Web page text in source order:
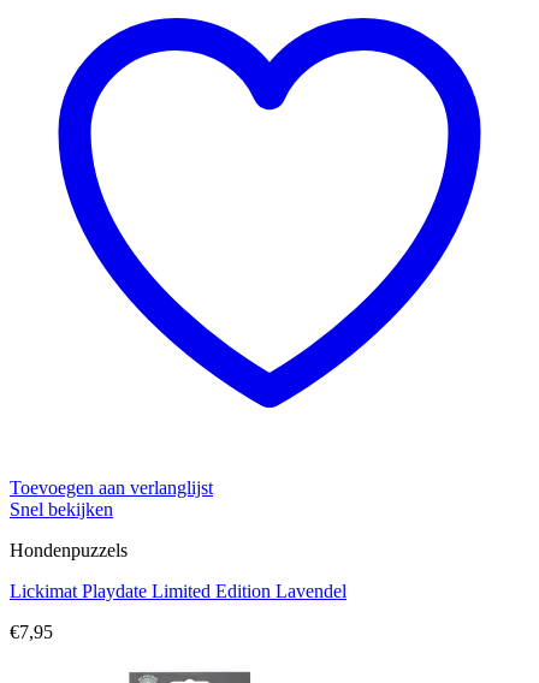
Toevoegen aan verlanglijst
Snel bekijken
Hondenpuzzels
Lickimat Playdate Limited Edition Lavendel
€7,95